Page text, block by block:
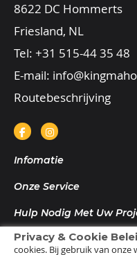
Privacy & Cookie
cookies. Bij gebruik van
8622 DC Hommerts
Friesland, NL
Tel: +31 515-44 35 48
E-mail:
Routebeschrijving
Infomatie
Onze Service
Hulp Nodig Met Uw
Nieuwsbrief